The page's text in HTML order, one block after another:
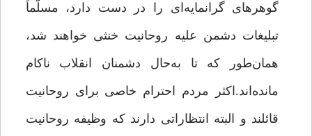
گوهرهای گرانمایه‌ای را در دست دارد، مسلّماً
تبلیغات دشمن علیه روحانیت خنثی خواهند شد،
همان‌‌طور که تا به‌حال دشمنان انقلاب ناکام
مانده‌اند.اکثر مردم احترام خاصی برای روحانیت
قائلند و البته انتظاراتی دارند که وظیفه روحانیت